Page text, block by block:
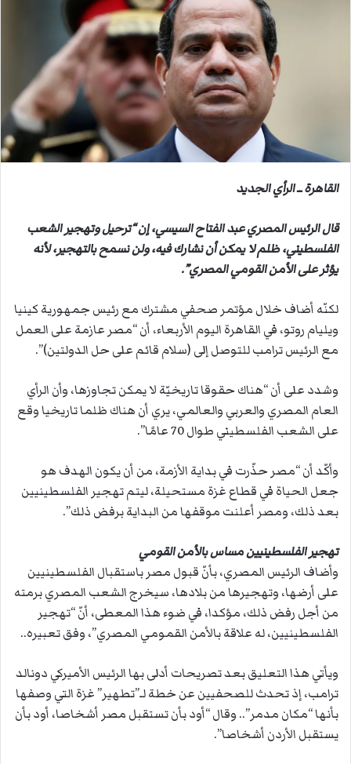
ر
ي
د
ك
و
ي
ا
القاهرة ــ الرأي الجديد
قال الرئيس المصري عبد الفتاح السيسي، إن “ترحيل وتهجير الشعب
الفلسطيني، ظلم لا يمكن أن نشارك فيه، ولن نسمح بالتهجير، لأنه
يؤثر على الأمن القومي المصري”.
لكنّه أضاف خلال مؤتمر صحفي مشترك مع رئيس جمهورية كينيا
ويليام روتو، في القاهرة اليوم الأربعاء، أن “مصر عازمة على العمل
مع الرئيس ترامب للتوصل إلى (سلام قائم على حل الدولتين)”.
وشدد على أن “هناك حقوقا تاريخيّة لا يمكن تجاوزها، وأن الرأي
العام المصري والعربي والعالمي، يري أن هناك ظلما تاريخيا وقع
على الشعب الفلسطيني طوال 70 عامًا”.
وأكّد أن “مصر حذّرت في بداية الأزمة، من أن يكون الهدف هو
جعل الحياة في قطاع غزة مستحيلة، ليتم تهجير الفلسطينيين
بعد ذلك، ومصر أعلنت موقفها من البداية برفض ذلك”.
تهجير الفلسطينيين مساس بالأمن القومي
وأضاف الرئيس المصري، بأنّ قبول مصر باستقبال الفلسطينيين
على أرضها، وتهجيرها من بلادها، سيخرج الشعب المصري برمته
من أجل رفض ذلك، مؤكدا، في ضوء هذا المعطى، أنّ “تهجير
الفلسطينيين، له علاقة بالأمن القمومي المصري”، وفق تعبيره..
ويأتي هذا التعليق بعد تصريحات أدلى بها الرئيس الأميركي دونالد
ترامب، إذ تحدث للصحفيين عن خطة لـ”تطهير” غزة التي وصفها
بأنها “مكان مدمر”.. وقال “أود بأن تستقبل مصر أشخاصا، أود بأن
يستقبل الأردن أشخاصا”.